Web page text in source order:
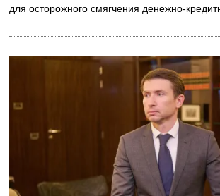
для осторожного смягчения денежно-